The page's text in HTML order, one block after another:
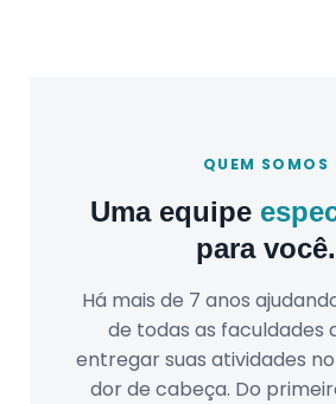
QUEM SOMOS
Uma equipe
para você.
Há mais de 7 anos
de todas as faculdades
entregar suas atividades
dor de cabeça. Do